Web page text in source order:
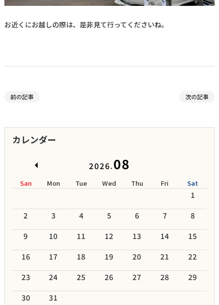
お近くにお越しの際は、是非見て行ってくださいね。
前の記事 次の記事
カレンダー
2026.08
San Mon Tue Wed Thu Fri Sat
1
2
3 4 5 6 7
8
9
10 11 12 13 14
15
16
17 18 19 20 21
22
23
24 25 26 27 28
29
30
31